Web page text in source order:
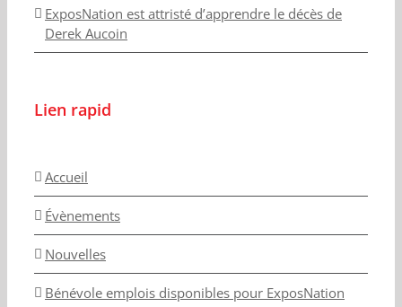
ExposNation est attristé d’apprendre le décès de
Derek Aucoin
Lien rapid
Accueil
Évènements
Nouvelles
Bénévole emplois disponibles pour ExposNation